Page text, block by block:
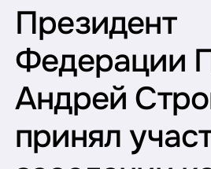
Президент
Федерации
Андрей
принял